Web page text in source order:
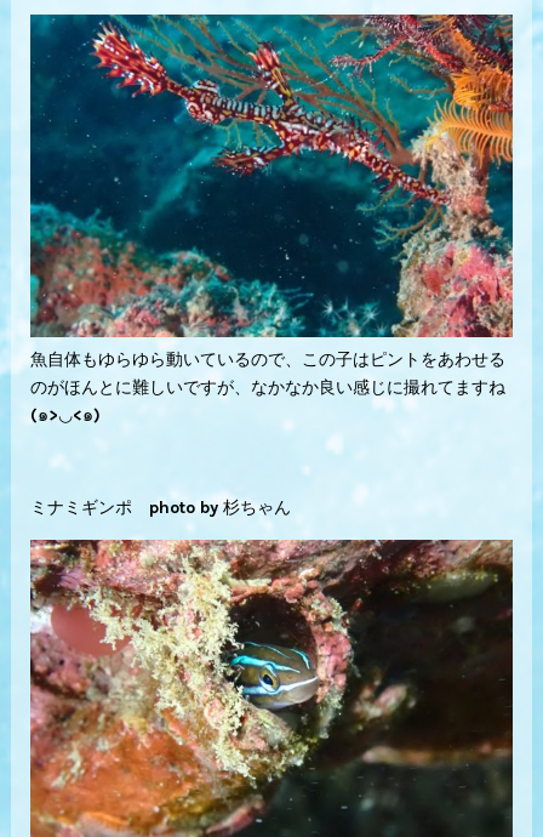
魚自体もゆらゆら動いているので、この子はピントをあわせる
のがほんとに難しいですが、なかなか良い感じに撮れてますね
(๑>◡<๑)
ミナミギンポ photo by 杉ちゃん